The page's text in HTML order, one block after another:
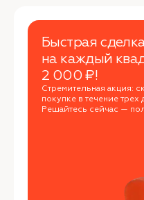
Быстрая
на каждый
2 000 ₽!
Стремительная акция:
покупке в течение
Решайтесь сейчас —